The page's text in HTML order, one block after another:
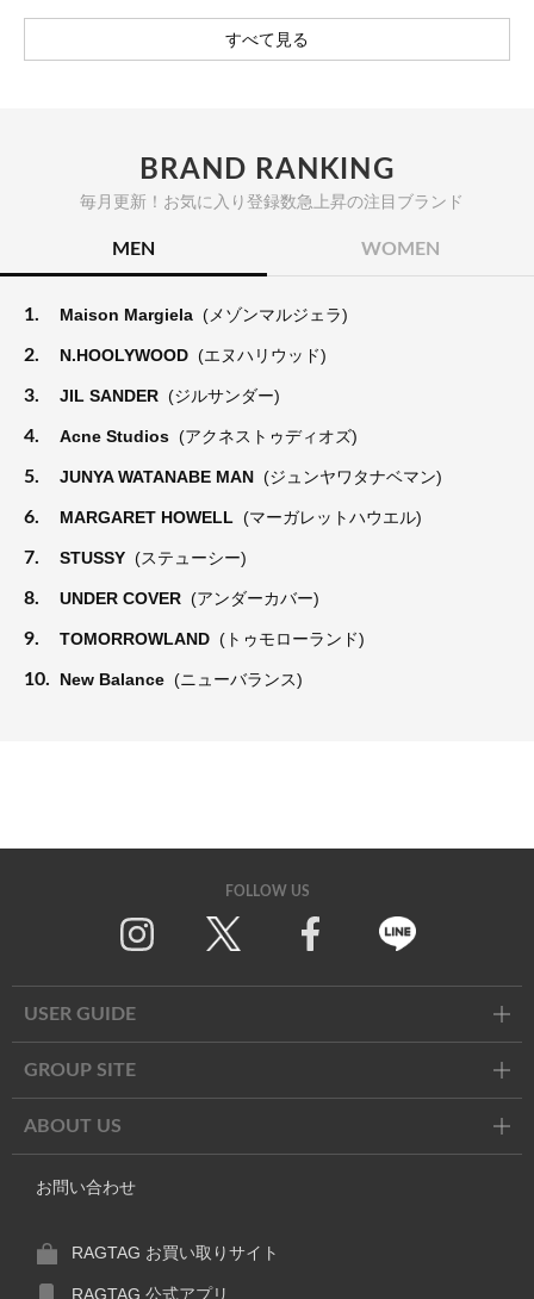
すべて見る
BRAND RANKING
毎月更新！お気に入り登録数急上昇の注目ブランド
MEN WOMEN
1. Maison Margiela (メゾンマルジェラ)
2. N.HOOLYWOOD (エヌハリウッド)
3. JIL SANDER (ジルサンダー)
4. Acne Studios (アクネストゥディオズ)
5. JUNYA WATANABE MAN (ジュンヤワタナベマン)
6. MARGARET HOWELL (マーガレットハウエル)
7. STUSSY (ステューシー)
8. UNDER COVER (アンダーカバー)
9. TOMORROWLAND (トゥモローランド)
10. New Balance (ニューバランス)
FOLLOW US
USER GUIDE
GROUP SITE
ABOUT US
お問い合わせ
RAGTAG お買い取りサイト
RAGTAG 公式アプリ